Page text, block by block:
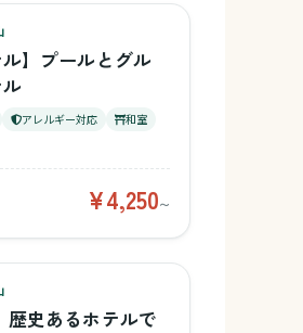
ル】プールとグル
アレルギー対応
和室
¥4,250〜
歴史あるホテルで